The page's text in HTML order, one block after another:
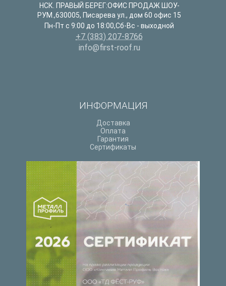
НСК. ПРАВЫЙ БЕРЕГ:ОФИС ПРОДАЖ ШОУ-
РУМ.,630005, Писарева ул., дом 60 офис 15
Пн-Пт с 9:00 до 18:00,Сб-Вс - выходной
+7 (383) 207-8766
info@first-roof.ru
ИНФОРМАЦИЯ
Доставка
Оплата
Гарантия
Сертификаты